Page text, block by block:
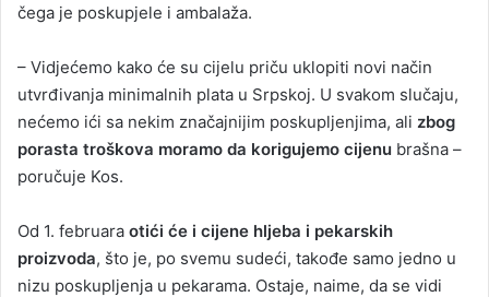
čega je poskupjele i ambalaža.
– Vidjećemo kako će su cijelu priču uklopiti novi način
utvrđivanja minimalnih plata u Srpskoj. U svakom slučaju,
nećemo ići sa nekim značajnijim poskupljenjima, ali zbog
porasta troškova moramo da korigujemo cijenu brašna –
poručuje Kos.
Od 1. februara otići će i cijene hljeba i pekarskih
proizvoda, što je, po svemu sudeći, takođe samo jedno u
nizu poskupljenja u pekarama. Ostaje, naime, da se vidi